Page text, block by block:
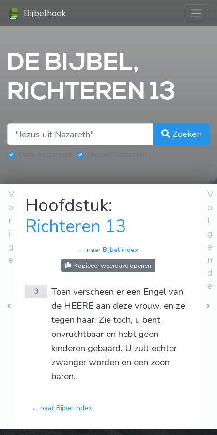
Bijbelhoek
DE BIJBEL,
RICHTEREN 13
Zoeken
V
o
r
i
g
e
Hoofdstuk:
Richteren 13
← naar Bijbel index
Kopieëer weergave openen
3
Toen verscheen er een Engel van
de HEERE aan deze vrouw, en zei
tegen haar: Zie toch, u bent
onvruchtbaar en hebt geen
kinderen gebaard. U zult echter
zwanger worden en een zoon
baren.
← naar Bijbel index
V
o
l
g
e
n
d
e